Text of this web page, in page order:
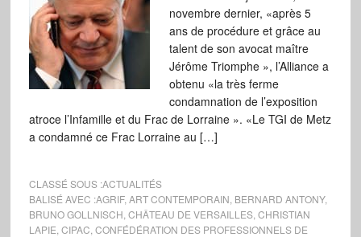
novembre dernier, «après 5
ans de procédure et grâce au
talent de son avocat maître
Jérôme Triomphe », l’Alliance a
obtenu «la très ferme
condamnation de l’exposition
atroce l’Infamille et du Frac de Lorraine ». «Le TGI de Metz
a condamné ce Frac Lorraine au […]
CLASSÉ SOUS :ACTUALITÉS
BALISÉ AVEC :AGRIF, ART CONTEMPORAIN BERNARD ANTONY,
BRUNO GOLLNISCH CHÂTEAU DE VERSAILLES, CHRISTIAN
LAPIE CIPAC CONFÉDÉRATION DES PROFESSIONNELS DE